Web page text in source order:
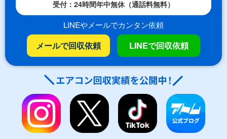
受付：24時間年中無休（通話料無料）
LINEやメールでカンタン依頼
メールで回収依頼 LINEで回収依頼